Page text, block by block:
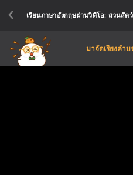
เรียนภาษาอังกฤษผ่านวิดีโอ: สวนสัต
มาจัดเรียงคำ